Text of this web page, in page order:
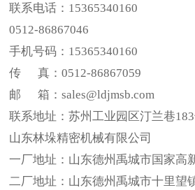
联系电话：15365340160
0512-86867046
手机号码：15365340160
传      真：0512-86867059
邮      箱：sales@ldjmsb.com
联系地址：苏州工业园区汀兰巷
山东林垛精密机械有限公司
一厂地址：山东德州禹城市国家高
二厂地址：山东德州禹城市十里望